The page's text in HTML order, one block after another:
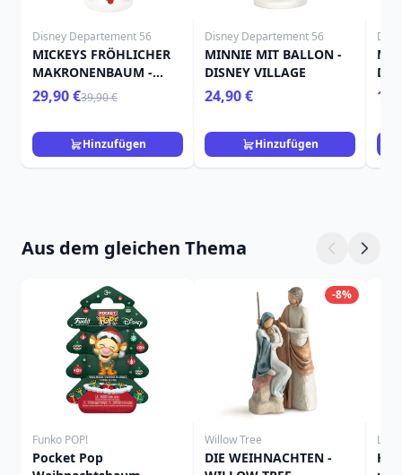
Disney Departement 56
MICKEYS FRÖHLICHER
MAKRONENBAUM -
Disney D56
29,90 €39,90 €
Hinzufügen
Disney Departement 56
MINNIE MIT BALLON -
DISNEY VILLAGE
24,90 €
Hinzufügen
Aus dem gleichen Thema
Funko POP!
Pocket Pop
-8%
Willow Tree
DIE WEIHNACHTEN -